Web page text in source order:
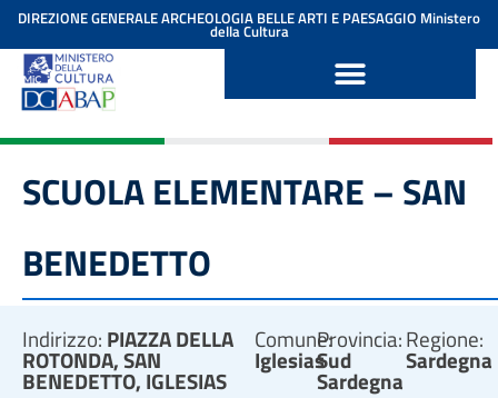
contenuto
DIREZIONE GENERALE ARCHEOLOGIA BELLE ARTI E PAESAGGIO Ministero
della Cultura
SCUOLA ELEMENTARE – SAN
BENEDETTO
Indirizzo: PIAZZA DELLA
ROTONDA, SAN
BENEDETTO, IGLESIAS
Comune:
Iglesias
Provincia:
Sud
Sardegna
Regione:
Sardegna